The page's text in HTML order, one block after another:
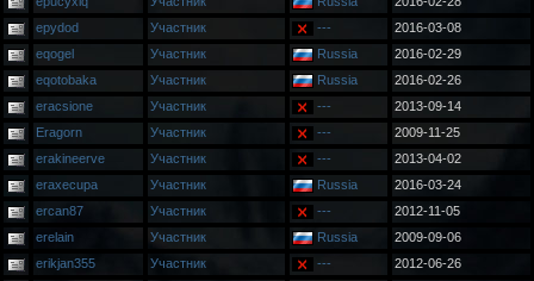
epydod
Участник ---
2016-03-08
eqogel
Участник Russia
2016-02-29
eqotobaka
Участник Russia
2016-02-26
eracsione
Участник ---
2013-09-14
Eragorn
Участник ---
2009-11-25
erakineerve
Участник ---
2013-04-02
eraxecupa
Участник Russia
2016-03-24
ercan87
Участник ---
2012-11-05
erelain
Участник Russia
2009-09-06
erikjan355
Участник ---
2012-06-26